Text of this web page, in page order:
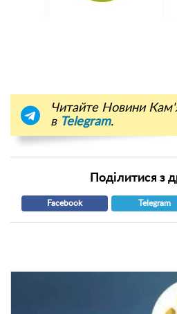
Читайте Новини
в Telegram.
Поділитися з
Facebook Telegram